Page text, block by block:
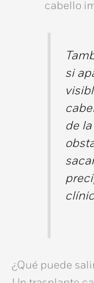
cabello
si
de
¿Qué puede